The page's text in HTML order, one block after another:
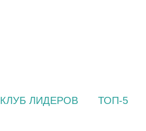
КЛУБ ЛИДЕРОВ ТОП-5